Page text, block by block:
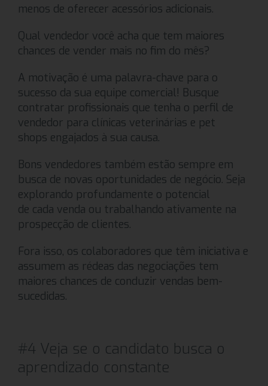
menos de oferecer acessórios adicionais.
Qual vendedor você acha que tem maiores
chances de vender mais no fim do mês?
A motivação é uma palavra-chave para o
sucesso da sua equipe comercial! Busque
contratar profissionais que tenha o perfil de
vendedor para clínicas veterinárias e pet
shops engajados à sua causa.
Bons vendedores também estão sempre em
busca de novas oportunidades de negócio. Seja
explorando profundamente o potencial
de cada venda ou trabalhando ativamente na
prospecção de clientes.
Fora isso, os colaboradores que têm iniciativa e
assumem as rédeas das negociações tem
maiores chances de conduzir vendas bem-
sucedidas.
#4 Veja se o candidato busca o
aprendizado constante